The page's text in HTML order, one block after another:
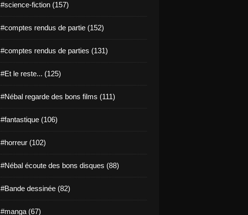
#science-fiction (157)
#comptes rendus de partie (152)
#comptes rendus de parties (131)
#Et le reste... (125)
#Nébal regarde des bons films (111)
#fantastique (106)
#horreur (102)
#Nébal écoute des bons disques (88)
#Bande dessinée (82)
#manga (67)